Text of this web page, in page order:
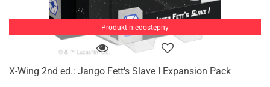
Produkt niedostępny
X-Wing 2nd ed.: Jango Fett's Slave I Expansion Pack